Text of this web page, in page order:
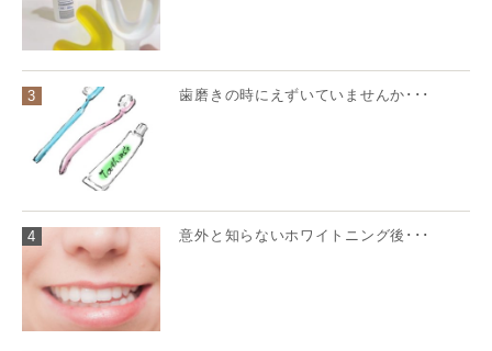
3 歯磨きの時にえずいていませんか･･･
4 意外と知らないホワイトニング後･･･